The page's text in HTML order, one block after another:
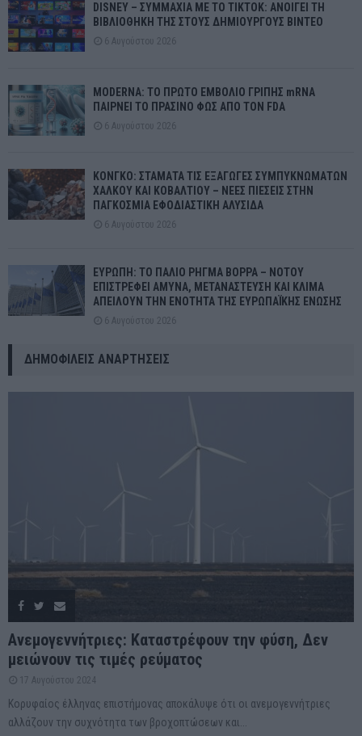
DISNEY – ΣΥΜΜΑΧΙΑ ΜΕ ΤΟ TIKTOK: ΑΝΟΙΓΕΙ ΤΗ
ΒΙΒΛΙΟΘΗΚΗ ΤΗΣ ΣΤΟΥΣ ΔΗΜΙΟΥΡΓΟΥΣ ΒΙΝΤΕΟ
6 Αυγούστου 2026
MODERNA: ΤΟ ΠΡΩΤΟ ΕΜΒΟΛΙΟ ΓΡΙΠΗΣ mRNA
ΠΑΙΡΝΕΙ ΤΟ ΠΡΑΣΙΝΟ ΦΩΣ ΑΠΟ ΤΟΝ FDA
6 Αυγούστου 2026
ΚΟΝΓΚΟ: ΣΤΑΜΑΤΑ ΤΙΣ ΕΞΑΓΩΓΕΣ ΣΥΜΠΥΚΝΩΜΑΤΩΝ
ΧΑΛΚΟΥ ΚΑΙ ΚΟΒΑΛΤΙΟΥ – ΝΕΕΣ ΠΙΕΣΕΙΣ ΣΤΗΝ
ΠΑΓΚΟΣΜΙΑ ΕΦΟΔΙΑΣΤΙΚΗ ΑΛΥΣΙΔΑ
6 Αυγούστου 2026
ΕΥΡΩΠΗ: ΤΟ ΠΑΛΙΟ ΡΗΓΜΑ ΒΟΡΡΑ – ΝΟΤΟΥ
ΕΠΙΣΤΡΕΦΕΙ ΑΜΥΝΑ, ΜΕΤΑΝΑΣΤΕΥΣΗ ΚΑΙ ΚΛΙΜΑ
ΑΠΕΙΛΟΥΝ ΤΗΝ ΕΝΟΤΗΤΑ ΤΗΣ ΕΥΡΩΠΑΪΚΗΣ ΕΝΩΣΗΣ
6 Αυγούστου 2026
ΔΗΜΟΦΙΛΕΊΣ ΑΝΑΡΤΉΣΕΙΣ
Ανεμογεννήτριες: Καταστρέφουν την φύση, Δεν
μειώνουν τις τιμές ρεύματος
17 Αυγούστου 2024
Κορυφαίος έλληνας επιστήμονας αποκάλυψε ότι οι ανεμογεννήτριες
αλλάζουν την συχνότητα των βροχοπτώσεων και...